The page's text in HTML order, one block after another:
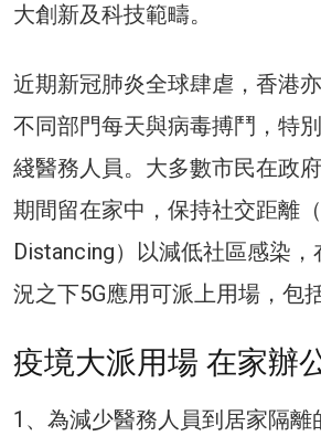
大創新及科技範疇。
近期新冠肺炎全球肆虐，香港
不同部門每天與病毒搏鬥，特
綫醫務人員。大多數市民在政
期間留在家中，保持社交距離
Distancing）以減低社區感染
況之下5G應用可派上用場，包
疫境大派用場 在家辦
1、為減少醫務人員到居家隔離